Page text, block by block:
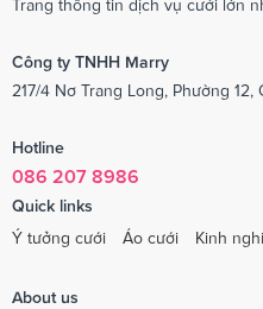
Trang thông tin dịch vụ cưới lớn
Công ty TNHH Marry
217/4 Nơ Trang Long, Phường 12,
Hotline
086 207 8986
Quick links
Ý tưởng cưới
Áo cưới Kinh
About us